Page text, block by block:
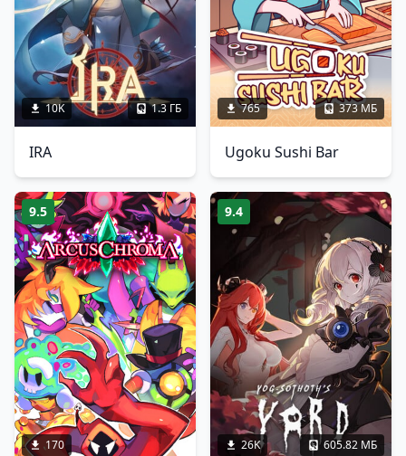
10K 1.3 ГБ
IRA
765 373 МБ
Ugoku Sushi Bar
9.5
170
9.4
26K 605.82 МБ